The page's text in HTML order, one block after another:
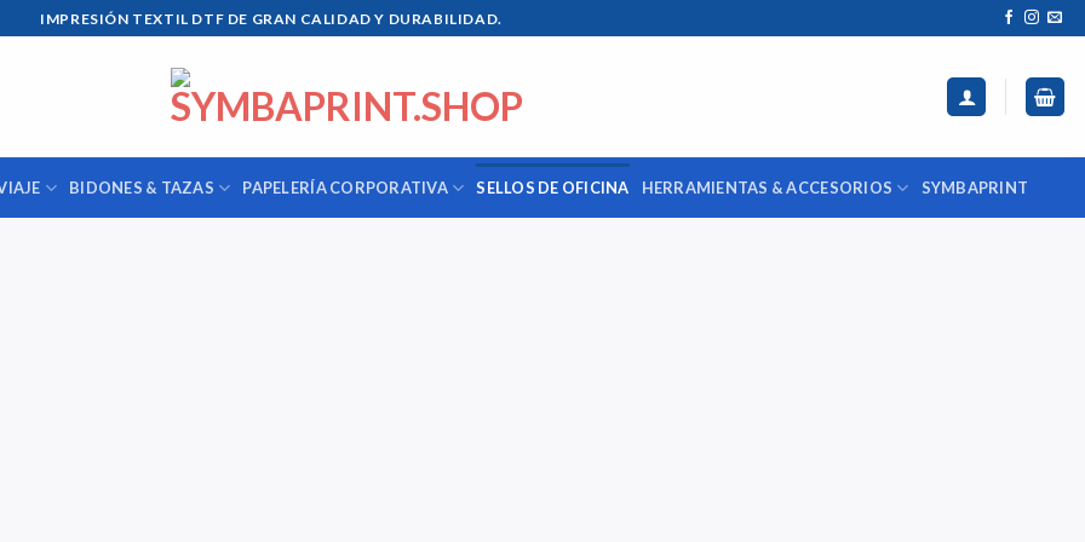
IMPRESIÓN TEXTIL DTF DE GRAN CALIDAD Y DURABILIDAD.
BIDONES & TAZAS PAPELERÍA CORPORATIVA SELLOS DE OFICINA HERRAMIENTAS & ACCESORIOS SYMBAPRINT